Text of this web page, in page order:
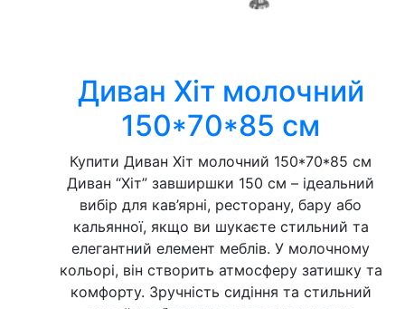
Диван Хіт молочний
150*70*85 см
Купити Диван Хіт молочний 150*70*85 см
Диван “Хіт” завширшки 150 см – ідеальний
вибір для кав’ярні, ресторану, бару або
кальянної, якщо ви шукаєте стильний та
елегантний елемент меблів. У молочному
кольорі, він створить атмосферу затишку та
комфорту. Зручність сидіння та стильний